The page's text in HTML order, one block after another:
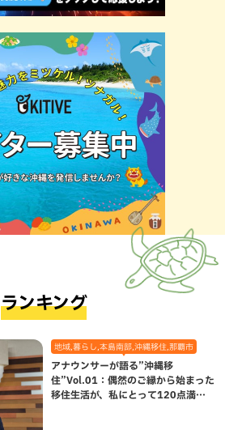
ランキング
地域,暮らし,本島南部,沖縄移住,那覇市
アナウンサーが語る”沖縄移
住”Vol.01：偶然のご縁から始まった
移住生活が、私にとって120点満点